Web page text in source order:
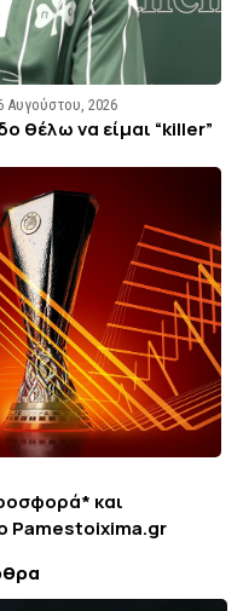
Αυγούστου, 2026
θέλω να είμαι “killer”
και
Pamestoixima.gr